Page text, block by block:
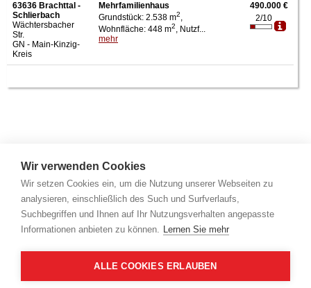
Wir verwenden Cookies
Wir setzen Cookies ein, um die Nutzung unserer Webseiten zu
analysieren, einschließlich des Such und Surfverlaufs,
Suchbegriffen und Ihnen auf Ihr Nutzungsverhalten angepasste
Informationen anbieten zu können. Lernen Sie mehr
ALLE COOKIES ERLAUBEN
63636 Brachttal -
Schlierbach
Wächtersbacher
Str.
GN - Main-Kinzig-
Kreis
Mehrfamilienhaus
Grundstück: 2.538 m2,
Wohnfläche: 448 m2, Nutzf...
mehr
490.000 €
2/10